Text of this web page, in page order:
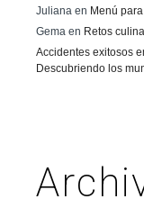
Juliana en Menú
Gema en Retos
Accidentes exitosos
Descubriendo los